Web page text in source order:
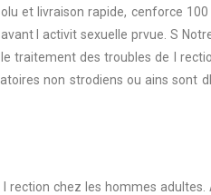
et livraison rapide, cenforce
l activit sexuelle prvue. S
traitement des troubles de l
non strodiens ou ains sont
rection chez les hommes